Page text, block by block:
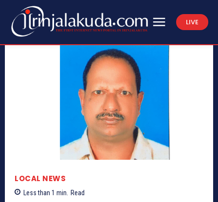
LIVE
LOCAL NEWS
Less than 1 min. Read